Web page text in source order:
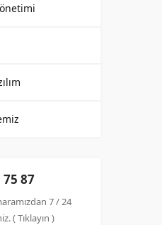
75 87
7 / 24
( Tıklayın )